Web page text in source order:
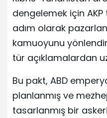
dengelemek için
adım olarak
kamuoyunu
tür açıklamalardan
Bu pakt, ABD
planlanmış ve
tasarlanmış bir